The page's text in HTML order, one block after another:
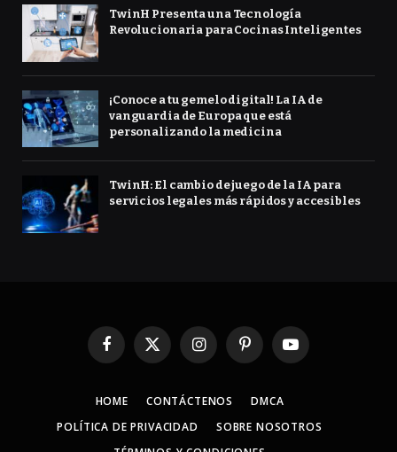
TwinH Presenta una Tecnología
Revolucionaria para Cocinas Inteligentes
¡Conoce a tu gemelo digital! La IA de
vanguardia de Europa que está
personalizando la medicina
TwinH: El cambio de juego de la IA para
servicios legales más rápidos y accesibles
Facebook
X
InstagramPinterestYouTube
HOME CONTÁCTENOS
DMCA
POLÍTICA DE PRIVACIDAD
SOBRE NOSOTROS